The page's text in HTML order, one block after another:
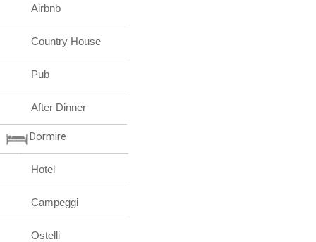
Airbnb
Country House
Pub
After Dinner
Dormire
Hotel
Campeggi
Ostelli